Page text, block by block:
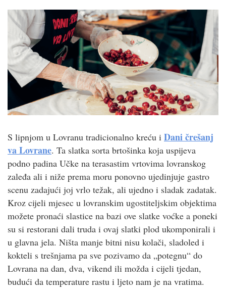
S lipnjom u Lovranu tradicionalno kreću i Dani črešanj
va Lovrane. Ta slatka sorta brtošinka koja uspijeva
podno padina Učke na terasastim vrtovima lovranskog
zaleđa ali i niže prema moru ponovno ujedinjuje gastro
scenu zadajući joj vrlo težak, ali ujedno i sladak zadatak.
Kroz cijeli mjesec u lovranskim ugostiteljskim objektima
možete pronaći slastice na bazi ove slatke voćke a poneki
su si restorani dali truda i ovaj slatki plod ukomponirali i
u glavna jela. Ništa manje bitni nisu kolači, sladoled i
kokteli s trešnjama pa sve pozivamo da „potegnu“ do
Lovrana na dan, dva, vikend ili možda i cijeli tjedan,
budući da temperature rastu i ljeto nam je na vratima.